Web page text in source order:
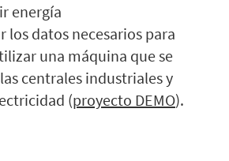
energía
los datos necesarios para
una máquina que se
centrales industriales y
(proyecto DEMO).